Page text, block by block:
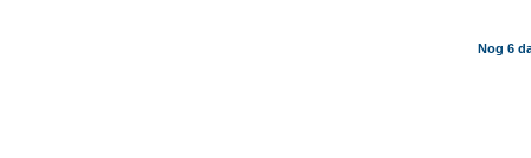
Nog 6